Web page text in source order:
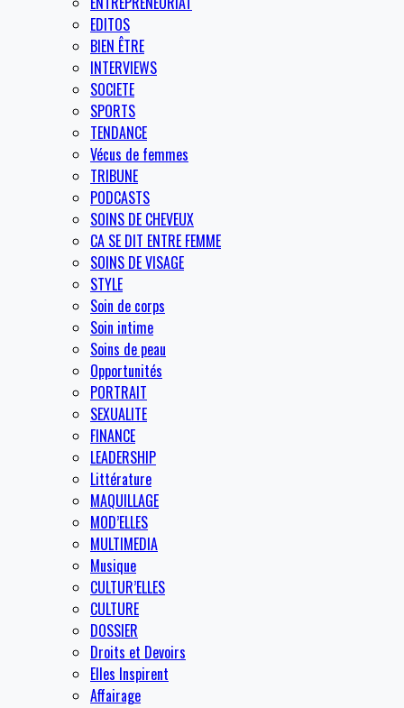
EDITOS
BIEN ÊTRE
INTERVIEWS
SOCIETE
SPORTS
TENDANCE
Vécus de femmes
TRIBUNE
PODCASTS
SOINS DE CHEVEUX
CA SE DIT ENTRE FEMME
SOINS DE VISAGE
STYLE
Soin de corps
Soin intime
Soins de peau
Opportunités
PORTRAIT
SEXUALITE
FINANCE
LEADERSHIP
Littérature
MAQUILLAGE
MOD’ELLES
MULTIMEDIA
Musique
CULTUR’ELLES
CULTURE
DOSSIER
Droits et Devoirs
Elles Inspirent
Affairage